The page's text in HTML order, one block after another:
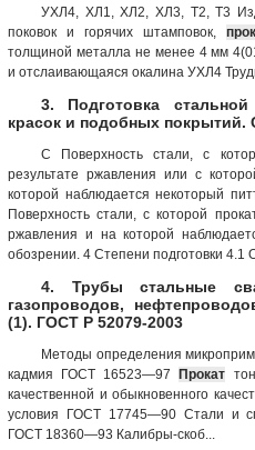
УХЛ4, ХЛ1, ХЛ2, ХЛ3, Т2, Т3
поковок и горячих штамповок,
толщиной металла не менее 4 мм
и отслаивающаяся окалина УХЛ4
3. Подготовка
красок и подобных покрытий.
С Поверхность стали, с
результате ржавления или с
которой наблюдается некоторый
Поверхность стали, с которой
ржавления и на которой
обозрении. 4 Степени подготовки 4.1
4. Трубы стальные
газопроводов,
(1). ГОСТ Р 52079-2003
Методы определения
кадмия ГОСТ 16523—97Прокат
качественной и обыкновенного
условия ГОСТ 17745—90 Стали и
ГОСТ 18360—93 Калибры-скоб...